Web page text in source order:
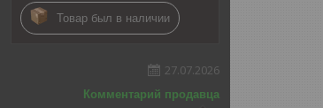
Товар был в наличии
27.07.2026
Комментарий продавца